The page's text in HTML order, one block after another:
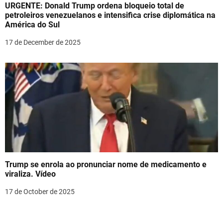
URGENTE: Donald Trump ordena bloqueio total de
petroleiros venezuelanos e intensifica crise diplomática na
América do Sul
17 de December de 2025
Trump se enrola ao pronunciar nome de medicamento e
viraliza. Vídeo
17 de October de 2025